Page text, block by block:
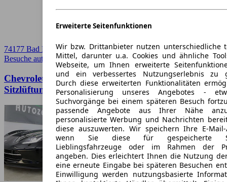
Erweiterte Seitenfunktionen
Wir bzw. Drittanbieter nutzen unterschiedliche
Mittel, darunter u.a. Cookies und ähnliche
Webseite, um Ihnen erweiterte
und ein verbessertes Nutzungserlebnis zu
Durch diese erweiterten Funktionalitäten
Personalisierung unseres Angebotes -
Suchvorgänge bei einem späteren Besuch
passende Angebote aus Ihrer Nähe
personalisierte Werbung und Nachrichten
diese auszuwerten. Wir speichern Ihre E-Mail-
wenn Sie diese für gespeicherte
Lieblingsfahrzeuge oder im Rahmen der
angeben. Dies erleichtert Ihnen die Nutzung
eine erneute Eingabe bei späteren Besuchen
Einwilligung werden nutzungsbasierte
74177 Bad Friedrichshall
Besuche autoscout24.de ➚
Chevrolet Corvette C7 Stingray Cabrio 3LT
Sitzlüftung/Splitview/HuD